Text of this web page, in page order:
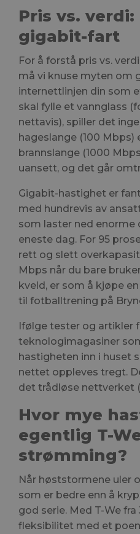
Pris vs.
gigabit-fart
For å forstå pris vs.
må vi knuse myten om
internettlinjen din som
skal fylle et vannglass
nettavis), spiller det
hageslange (100 Mbps)
brannslange (1000
uansett, og det går
Gigabit-hastighet er
med hundrevis av
som laster ned enorme
eneste dag. For 95
rett og slett
Mbps når du bare
kveld, er som å kjøpe
til fotballtrening på
Ifølge tester og artikler
teknologimagasiner
hastigheten inn i huset
nettet oppleves tregt.
det trådløse nettverket
Hvor mye
egentlig T-
strømming?
Når høststormene uler
som er bedre enn å
god serie. Med T-We fra
fleksibilitet med et